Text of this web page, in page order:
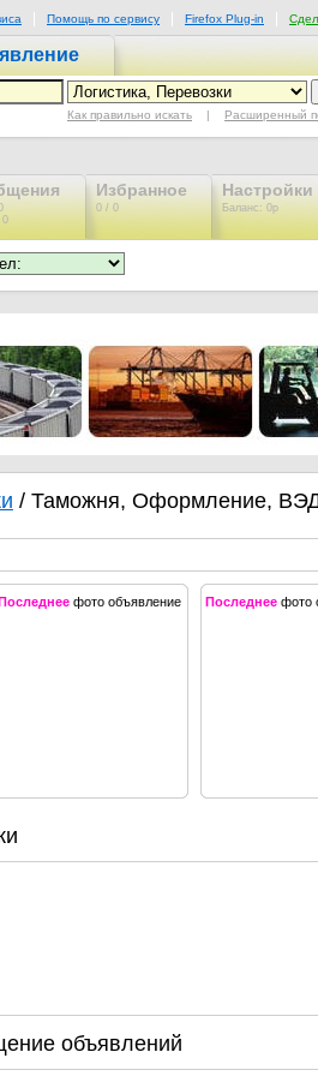
Помощь по сервису Firefox Plug-in
Как правильно искать | Расширенный
0
Избранное
0 / 0
Настройки
Баланс: 0р
/ Таможня, Оформление,
фото объявление Последнее фото
объявлений